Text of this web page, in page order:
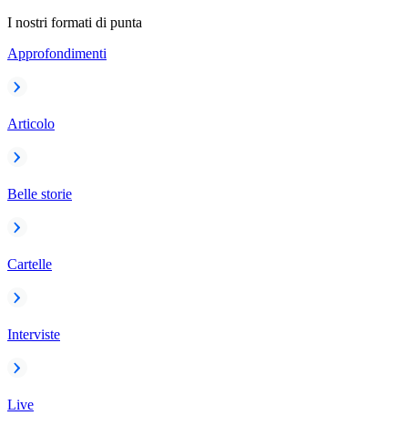
I nostri formati di punta
Approfondimenti
Articolo
Belle storie
Cartelle
Interviste
Live